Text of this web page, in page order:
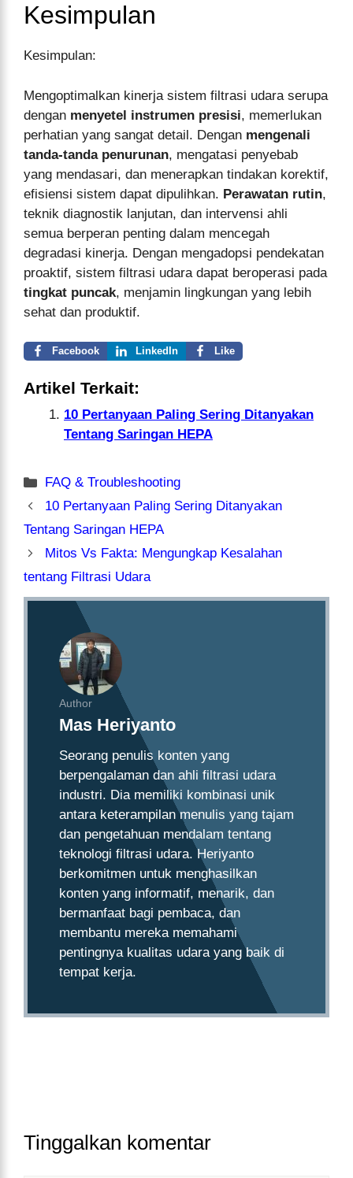
Kesimpulan
Kesimpulan:
Mengoptimalkan kinerja sistem filtrasi udara serupa
dengan menyetel instrumen presisi, memerlukan
perhatian yang sangat detail. Dengan mengenali
tanda-tanda penurunan, mengatasi penyebab
yang mendasari, dan menerapkan tindakan korektif,
efisiensi sistem dapat dipulihkan. Perawatan rutin,
teknik diagnostik lanjutan, dan intervensi ahli
semua berperan penting dalam mencegah
degradasi kinerja. Dengan mengadopsi pendekatan
proaktif, sistem filtrasi udara dapat beroperasi pada
tingkat puncak, menjamin lingkungan yang lebih
sehat dan produktif.
Facebook LinkedIn Like
Artikel Terkait:
10 Pertanyaan Paling Sering Ditanyakan
Tentang Saringan HEPA
Kategori
FAQ & Troubleshooting
10 Pertanyaan Paling Sering Ditanyakan
Tentang Saringan HEPA
Mitos Vs Fakta: Mengungkap Kesalahan
tentang Filtrasi Udara
Author
Mas Heriyanto
Seorang penulis konten yang
berpengalaman dan ahli filtrasi udara
industri. Dia memiliki kombinasi unik
antara keterampilan menulis yang tajam
dan pengetahuan mendalam tentang
teknologi filtrasi udara. Heriyanto
berkomitmen untuk menghasilkan
konten yang informatif, menarik, dan
bermanfaat bagi pembaca, dan
membantu mereka memahami
pentingnya kualitas udara yang baik di
tempat kerja.
Tinggalkan komentar